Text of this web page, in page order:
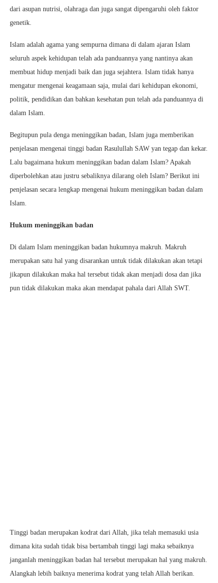
dari asupan nutrisi, olahraga dan juga sangat dipengaruhi oleh faktor
genetik.
Islam adalah agama yang sempurna dimana di dalam ajaran Islam
seluruh aspek kehidupan telah ada panduannya yang nantinya akan
membuat hidup menjadi baik dan juga sejahtera. Islam tidak hanya
mengatur mengenai keagamaan saja, mulai dari kehidupan ekonomi,
politik, pendidikan dan bahkan kesehatan pun telah ada panduannya di
dalam Islam.
Begitupun pula denga meninggikan badan, Islam juga memberikan
penjelasan mengenai tinggi badan Rasulullah SAW yan tegap dan kekar.
Lalu bagaimana hukum meninggikan badan dalam Islam? Apakah
diperbolehkan atau justru sebaliknya dilarang oleh Islam? Berikut ini
penjelasan secara lengkap mengenai hukum meninggikan badan dalam
Islam.
Hukum meninggikan badan
Di dalam Islam meninggikan badan hukumnya makruh. Makruh
merupakan satu hal yang disarankan untuk tidak dilakukan akan tetapi
jikapun dilakukan maka hal tersebut tidak akan menjadi dosa dan jika
pun tidak dilakukan maka akan mendapat pahala dari Allah SWT.
Tinggi badan merupakan kodrat dari Allah, jika telah memasuki usia
dimana kita sudah tidak bisa bertambah tinggi lagi maka sebaiknya
janganlah meninggikan badan hal tersebut merupakan hal yang makruh.
Alangkah lebih baiknya menerima kodrat yang telah Allah berikan.